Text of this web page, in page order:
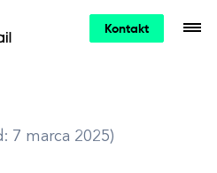
Kontakt
7 marca 2025)